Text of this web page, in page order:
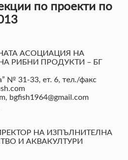
по проекти по
АСОЦИАЦИЯ НА
РИБНИ ПРОДУКТИ – БГ
№ 31-33, ет. 6, тел./факс
bgfish1964@gmail.com
НА ИЗПЪЛНИТЕЛНА
И АКВАКУЛТУРИ